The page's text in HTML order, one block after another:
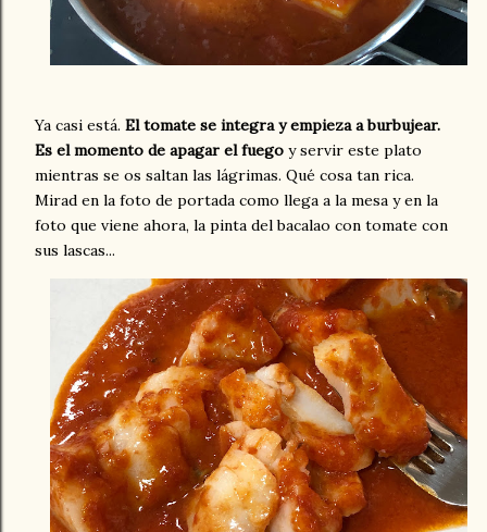
Ya casi está. El tomate se integra y empieza a burbujear.
Es el momento de apagar el fuego y servir este plato
mientras se os saltan las lágrimas. Qué cosa tan rica.
Mirad en la foto de portada como llega a la mesa y en la
foto que viene ahora, la pinta del bacalao con tomate con
sus lascas...